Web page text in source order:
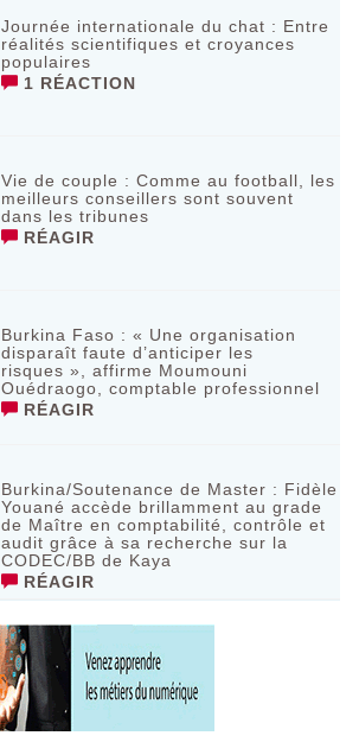
Journée internationale du chat : Entre
réalités scientifiques et croyances
populaires
1 RÉACTION
Vie de couple : Comme au football, les
meilleurs conseillers sont souvent
dans les tribunes
RÉAGIR
Burkina Faso : « Une organisation
disparaît faute d’anticiper les
risques », affirme Moumouni
Ouédraogo, comptable professionnel
RÉAGIR
Burkina/Soutenance de Master : Fidèle
Youané accède brillamment au grade
de Maître en comptabilité, contrôle et
audit grâce à sa recherche sur la
CODEC/BB de Kaya
RÉAGIR